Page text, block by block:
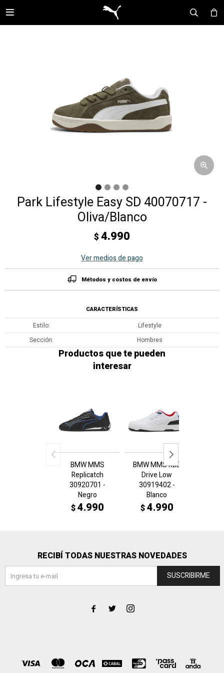

Park Lifestyle Easy SD 40070717 -
Oliva/Blanco
$ 4.990
Ver medios de pago
Métodos y costos de envío
CARACTERÍSTICAS
Estilo
Lifestyle
Sección
Hombres
Productos que te pueden
interesar
BMW MMS
Replicatch
30920701 -
Negro
$4.990
BMW MMS RBD
Drive Low
30919402 -
Blanco
$4.990
RECIBÍ TODAS NUESTRAS NOVEDADES
SUSCRIBIRME
  